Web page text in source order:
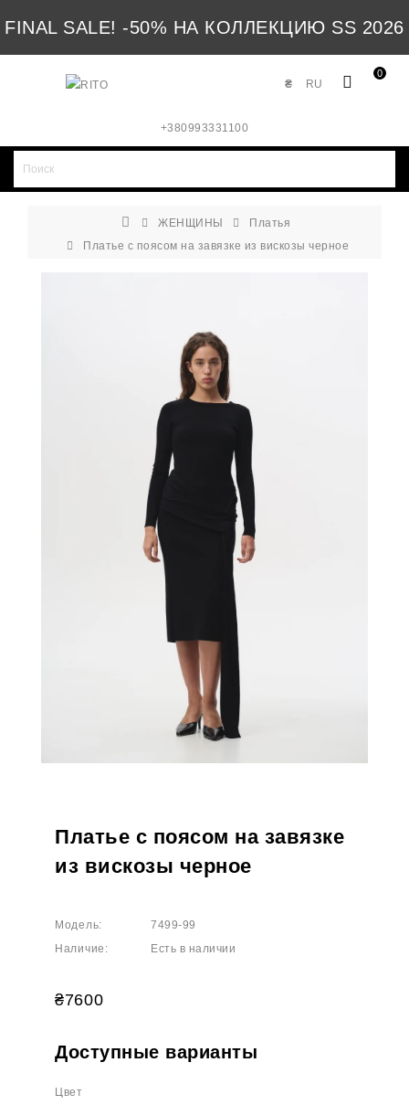
FINAL SALE! -50% НА КОЛЛЕКЦИЮ SS 2026
0
RU
₴
+380993331100
ЖЕНЩИНЫ
Платья
Платье с поясом на завязке из вискозы черное
Платье с поясом на завязке
из вискозы черное
Модель:
7499-99
Наличие:
Есть в наличии
₴7600
Доступные варианты
Цвет